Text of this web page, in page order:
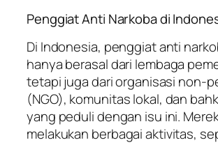
Penggiat Anti Narkoba di
Di Indonesia, penggiat anti
hanya berasal dari lembaga
tetapi juga dari organisasi non-
(NGO), komunitas lokal, dan
yang peduli dengan isu ini.
melakukan berbagai aktivitas,